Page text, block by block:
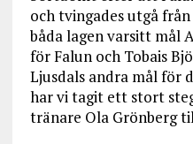
och tvingades utgå
båda lagen varsitt mål
för Falun och Tobais
Ljusdals andra mål för
har vi tagit ett stort
tränare Ola Grönberg